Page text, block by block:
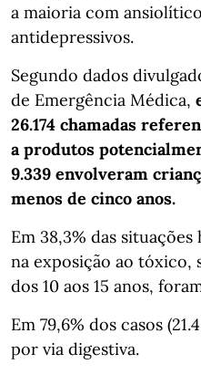
a maioria com
antidepressivos.
Segundo dados
de Emergência Médica,
26.174 chamadas
a produtos
9.339 envolveram
menos de cinco anos.
Em 38,3% das
na exposição ao tóxico,
dos 10 aos 15 anos,
Em 79,6% dos casos
por via digestiva.